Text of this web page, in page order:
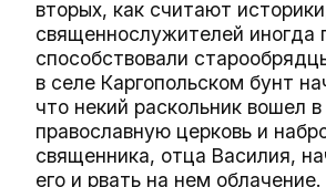
вторых, как считают
священнослужителей иногда
способствовали
в селе Каргопольском бунт
что некий раскольник вошел в
православную церковь и
священника, отца Василия,
его и рвать на нем облачение.